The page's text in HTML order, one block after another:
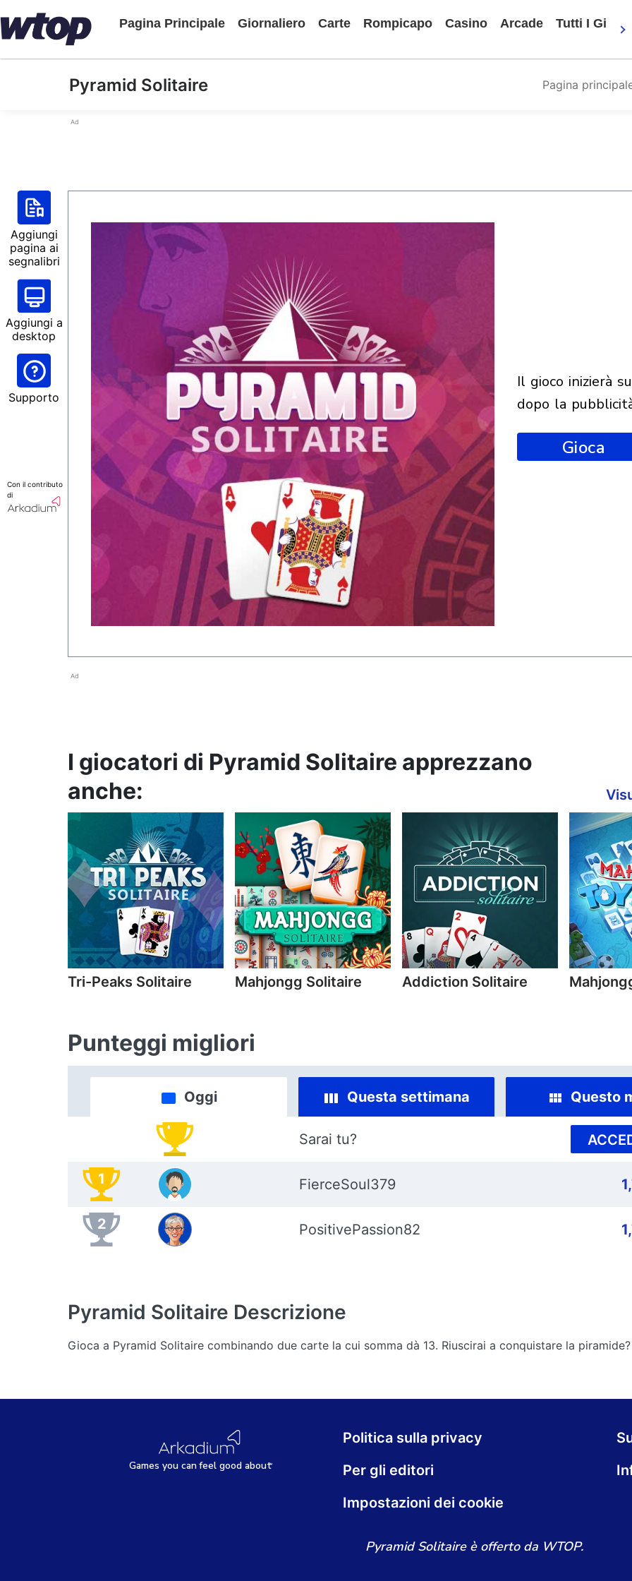
Pagina Principale Giornaliero Carte Rompicapo Casino Arcade Tutti I Giochi
Pyramid Solitaire Pagina
Ad
Aggiungi
pagina ai
segnalibri
Aggiungi a
desktop
Supporto
Con il contributo
di
il gioco inizierà subito
dopo la
Gioca
Ad
I giocatori di Pyramid Solitaire apprezzano
anche:
Tri-Peaks Solitaire Mahjongg Solitaire Addiction Solitaire
Punteggi migliori
Oggi Questa settimana Questo
Sarai tu?
1 FierceSoul379
2 PositivePassion82
Pyramid Solitaire Descrizione
Gioca a Pyramid Solitaire combinando due carte la cui somma dà 13. Riuscirai a conquistare la piramide?
Games you canfeel good about
Politica sulla privacy
Per gli editori
Impostazioni dei cookie
Pyramid Solitaire è offerto da WTOP.